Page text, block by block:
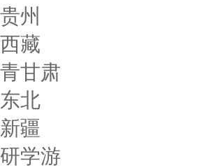
贵州
西藏
青甘肃
东北
新疆
研学游